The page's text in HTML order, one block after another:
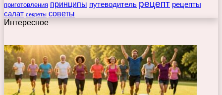
приготовления принципы путеводитель рецепт рецепты
салат секреты советы
Интересное